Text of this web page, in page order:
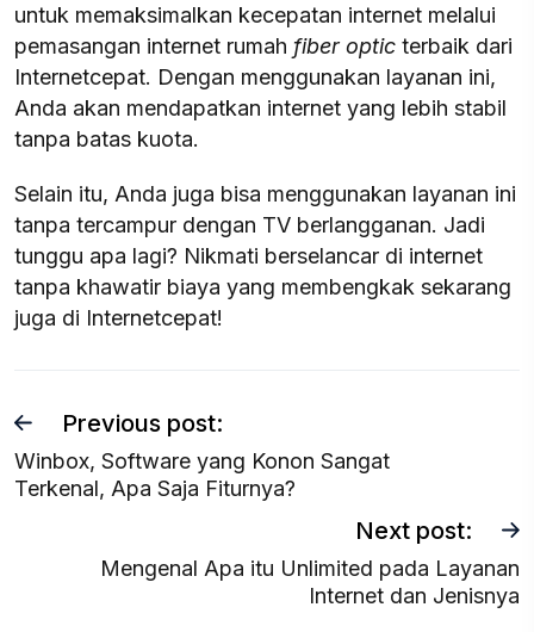
untuk memaksimalkan kecepatan internet melalui
pemasangan internet rumah fiber optic terbaik dari
Internetcepat. Dengan menggunakan layanan ini,
Anda akan mendapatkan internet yang lebih stabil
tanpa batas kuota.
Selain itu, Anda juga bisa menggunakan layanan ini
tanpa tercampur dengan TV berlangganan. Jadi
tunggu apa lagi? Nikmati berselancar di internet
tanpa khawatir biaya yang membengkak sekarang
juga di Internetcepat!
Previous post:
Winbox, Software yang Konon Sangat
Terkenal, Apa Saja Fiturnya?
Next post:
Mengenal Apa itu Unlimited pada Layanan
Internet dan Jenisnya